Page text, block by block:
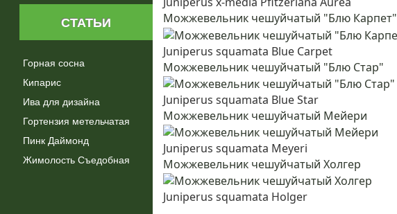
СТАТЬИ
Горная сосна
Кипарис
Ива для дизайна
Гортензия метельчатая
Пинк Даймонд
Жимолость Съедобная
Можжевельник чешуйчатый "Блю Карпет"
Juniperus squamata Blue Carpet
Можжевельник чешуйчатый "Блю Стар"
Juniperus squamata Blue Star
Можжевельник чешуйчатый Мейери
Juniperus squamata Meyeri
Можжевельник чешуйчатый Холгер
Juniperus squamata Holger